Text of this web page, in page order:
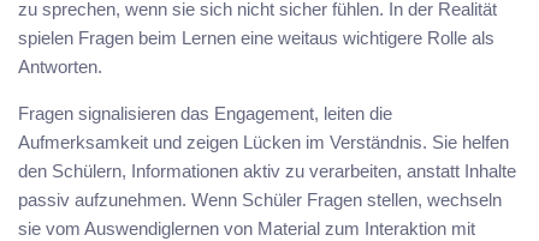
zu sprechen, wenn sie sich nicht sicher fühlen. In der Realität
spielen Fragen beim Lernen eine weitaus wichtigere Rolle als
Antworten.
Fragen signalisieren das Engagement, leiten die
Aufmerksamkeit und zeigen Lücken im Verständnis. Sie helfen
den Schülern, Informationen aktiv zu verarbeiten, anstatt Inhalte
passiv aufzunehmen. Wenn Schüler Fragen stellen, wechseln
sie vom Auswendiglernen von Material zum Interaktion mit